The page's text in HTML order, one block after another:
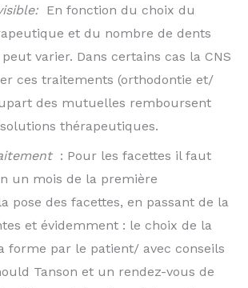
En fonction du choix du
et du nombre de dents
varier. Dans certains cas la CNS
ces traitements (orthodontie et/
des mutuelles remboursent
thérapeutiques.
: Pour les facettes il faut
un mois de la première
pose des facettes, en passant de la
et évidemment : le choix de la
forme par le patient/ avec conseils
Tanson et un rendez-vous de